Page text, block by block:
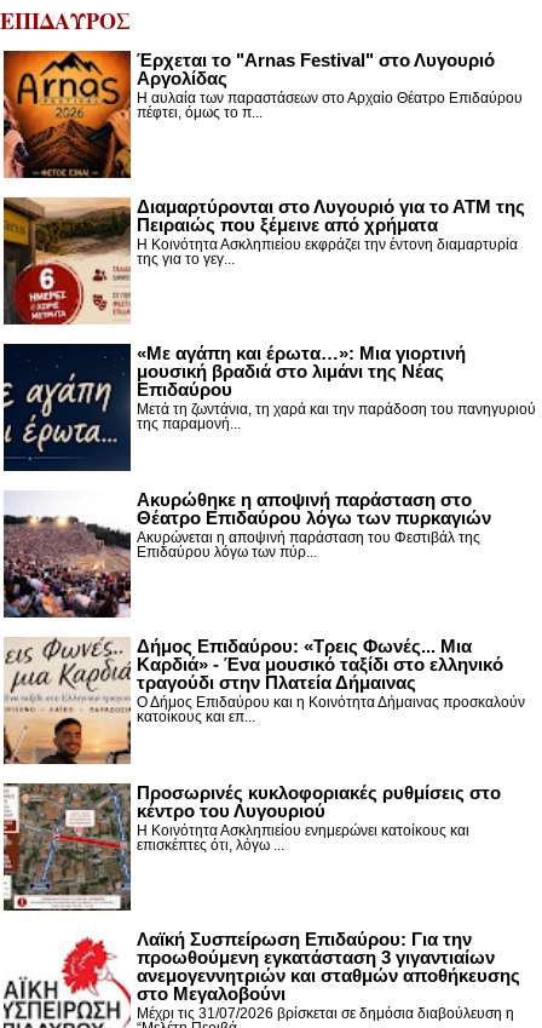
ΕΠΙΔΑΥΡΟΣ
Έρχεται το "Arnas Festival" στο Λυγουριό
Αργολίδας
Η αυλαία των παραστάσεων στο Αρχαίο Θέατρο Επιδαύρου
πέφτει, όμως το π...
Διαμαρτύρονται στο Λυγουριό για το ΑΤΜ της
Πειραιώς που ξέμεινε από χρήματα
Η Κοινότητα Ασκληπιείου εκφράζει την έντονη διαμαρτυρία
της για το γεγ...
«Με αγάπη και έρωτα…»: Μια γιορτινή
μουσική βραδιά στο λιμάνι της Νέας
Επιδαύρου
Μετά τη ζωντάνια, τη χαρά και την παράδοση του πανηγυριού
της παραμονή...
Ακυρώθηκε η αποψινή παράσταση στο
Θέατρο Επιδαύρου λόγω των πυρκαγιών
Ακυρώνεται η αποψινή παράσταση του Φεστιβάλ της
Επιδαύρου λόγω των πύρ...
Δήμος Επιδαύρου: «Τρεις Φωνές... Μια
Καρδιά» - Ένα μουσικό ταξίδι στο ελληνικό
τραγούδι στην Πλατεία Δήμαινας
Ο Δήμος Επιδαύρου και η Κοινότητα Δήμαινας προσκαλούν
κατοίκους και επ...
Προσωρινές κυκλοφοριακές ρυθμίσεις στο
κέντρο του Λυγουριού
Η Κοινότητα Ασκληπιείου ενημερώνει κατοίκους και
επισκέπτες ότι, λόγω ...
Λαϊκή Συσπείρωση Επιδαύρου: Για την
προωθούμενη εγκατάσταση 3 γιγαντιαίων
ανεμογεννητριών και σταθμών αποθήκευσης
στο Μεγαλοβούνι
Μέχρι τις 31/07/2026 βρίσκεται σε δημόσια διαβούλευση η